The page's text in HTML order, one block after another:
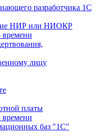
разработчика 1С
НИР или НИОКР
времени
лицу
платы
времени
баз "1С"